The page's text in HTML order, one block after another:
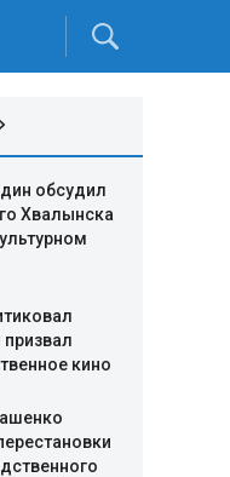
обсудил
Хвалынска
призвал
кино